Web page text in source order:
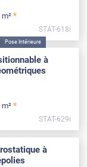
m² *
STAT-618i
Pose Intérieure
à
m² *
STAT-629i
à